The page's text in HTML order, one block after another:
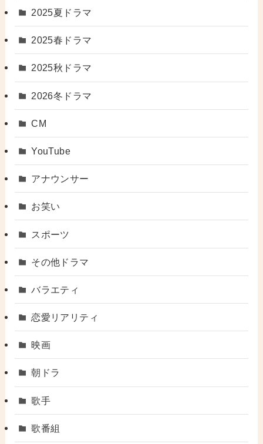
2025夏ドラマ
2025春ドラマ
2025秋ドラマ
2026冬ドラマ
CM
YouTube
アナウンサー
お笑い
スポーツ
その他ドラマ
バラエティ
恋愛リアリティ
映画
朝ドラ
歌手
歌番組